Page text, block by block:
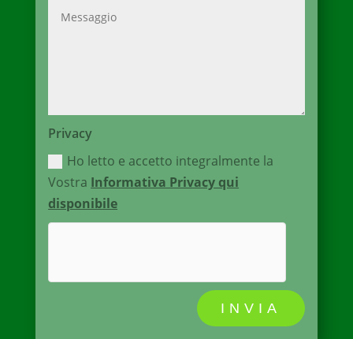
Privacy
Ho letto e accetto integralmente la
Vostra Informativa Privacy qui
disponibile
INVIA